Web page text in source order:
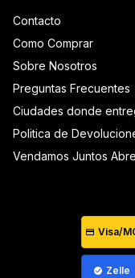
Contacto
Como Comprar
Sobre Nosotros
Preguntas Frecuentes
Ciudades donde
Politica de
Vendamos Juntos
Visa/
Zelle